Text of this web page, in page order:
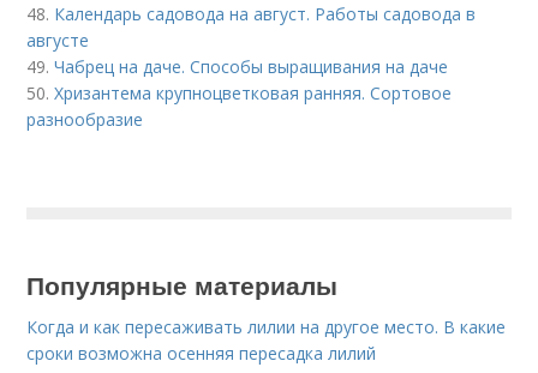
48. Календарь садовода на август. Работы садовода в
августе
49.Чабрец на даче. Способы выращивания на даче
50.Хризантема крупноцветковая ранняя. Сортовое
разнообразие
Популярные материалы
Когда и как пересаживать лилии на другое место. В какие
сроки возможна осенняя пересадка лилий